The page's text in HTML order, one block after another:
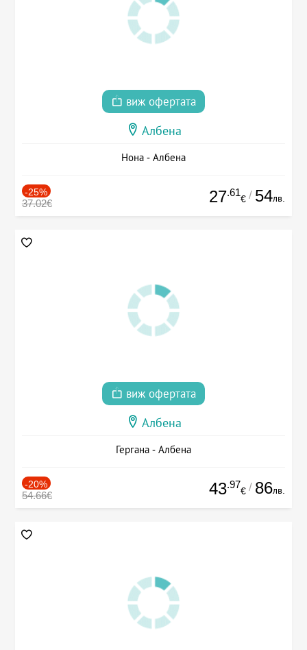
виж офертата
Албена
Нона - Албена
-25%
37.02€ 27.61
€ / 54лв.
виж офертата
Албена
Гергана - Албена
-20%
54.66€ 43.97
€ / 86лв.